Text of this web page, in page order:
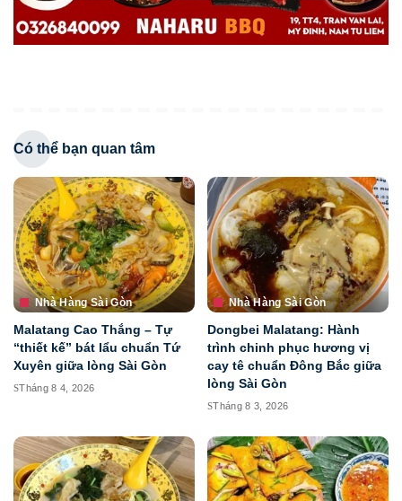
Có thể bạn quan tâm
Nhà Hàng Sài Gòn
Malatang Cao Thắng – Tự
“thiết kế” bát lẩu chuẩn Tứ
Xuyên giữa lòng Sài Gòn
Tháng 8 4, 2026
Nhà Hàng Sài Gòn
Dongbei Malatang: Hành
trình chinh phục hương vị
cay tê chuẩn Đông Bắc giữa
lòng Sài Gòn
Tháng 8 3, 2026